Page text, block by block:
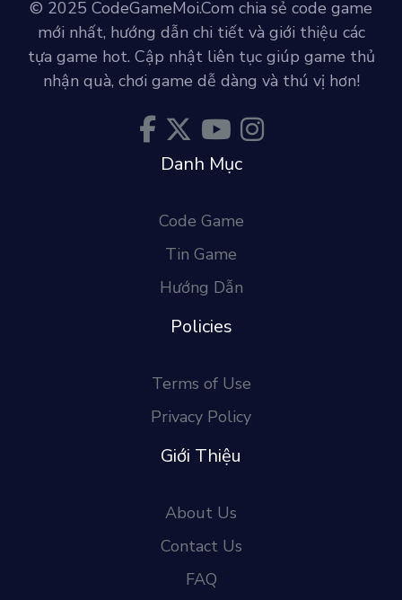
© 2025 CodeGameMoi.Com chia sẻ code game
mới nhất, hướng dẫn chi tiết và giới thiệu các
tựa game hot. Cập nhật liên tục giúp game thủ
nhận quà, chơi game dễ dàng và thú vị hơn!
Danh Mục
Code Game
Tin Game
Hướng Dẫn
Policies
Terms of Use
Privacy Policy
Giới Thiệu
About Us
Contact Us
FAQ